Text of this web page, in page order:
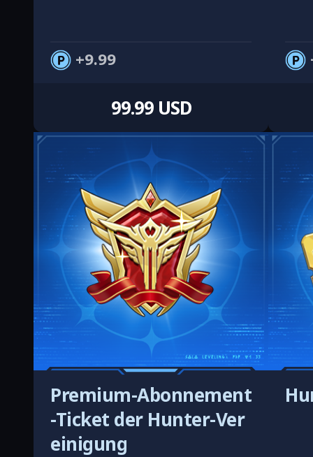
9.99
99.99 USD
Premium-Abonnement
-Ticket der Hunter-Ver
einigung